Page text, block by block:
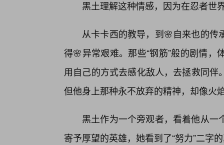
黑土理解这种情感，因为在忍者世
从卡卡西的教导，到🌸自来也的
得🌸异常艰难。那些“钢筋”般的剧情
用自己的方式去感化敌人，去拯救同
但他身上那种永不放弃的精神，却像火
黑土作为一个旁观者，看着他从
寄予厚望的英雄，她看到了“努力”二字